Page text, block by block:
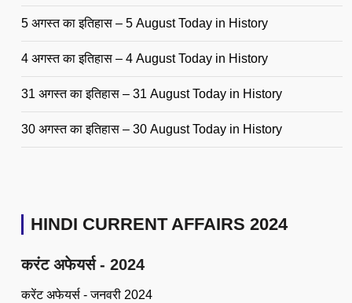
5 अगस्त का इतिहास – 5 August Today in History
4 अगस्त का इतिहास – 4 August Today in History
31 अगस्त का इतिहास – 31 August Today in History
30 अगस्त का इतिहास – 30 August Today in History
HINDI CURRENT AFFAIRS 2024
करंट अफेयर्स - 2024
करेंट अफेयर्स - जनवरी 2024